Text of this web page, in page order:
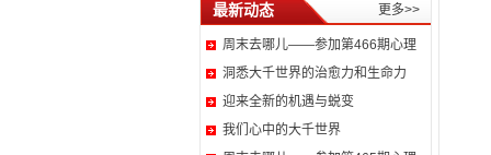
更多>>
最新动态
周末去哪儿——参加第466期心理
洞悉大千世界的治愈力和生命力
迎来全新的机遇与蜕变
我们心中的大千世界